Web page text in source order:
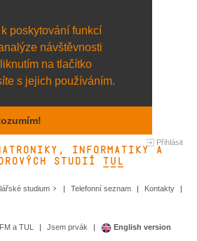
poskytování funkcí
návštěvnosti
na tlačítko
s jejich používáním.
Přihlásit
informatiky a
studií TUL&
studium Telefonní seznam Kontakty
a TUL Jsem prvák English version